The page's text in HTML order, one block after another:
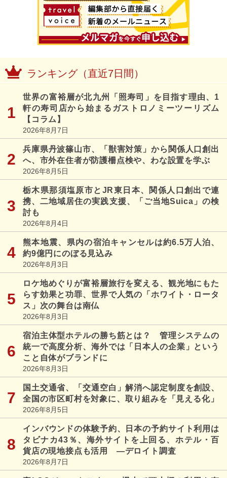
ランキング（直近7日間）
世界の富裕層が北九州「照寿司」を目指す理由、1
軒の寿司店から始まるガストロノミーツーリズム
【コラム】
2026年8月7日
兵庫県丹波篠山市、「獣害対策」から関係人口創出
へ、市外在住者が防護柵点検や、わな設置を学ぶ
2026年8月5日
栃木県那須塩原市とJR東日本、関係人口創出で連
携、二地域居住の実践支援、「ご当地Suica」の検
討も
2026年8月4日
熊本地震、県内の宿泊キャンセルは約6.5万人泊、
約9億円にのぼる見込み
2026年8月3日
ロケ地めぐりが富裕層旅行を変える、観光地にもた
らす効果と功罪、世界で人気の「ホワイト・ロータ
ス」次の舞台は南仏
2026年8月3日
宿泊主体型ホテルの勝ち筋とは？ 管理システムの
統一で高度分析、海外では「日本人の企業」という
こと自体がブランドに
2026年8月3日
国土交通省、「交通空白」解消へ認定制度を創設、
全国の市区町村を対象に、取り組みを「見える化」
2026年8月5日
インバウンドの体験予約、日本の予約サイト利用は
タビナカ43％、海外サイトを上回る、ホテル・百
貨店の現地接点も活用 ―デロイト調査
2026年8月7日